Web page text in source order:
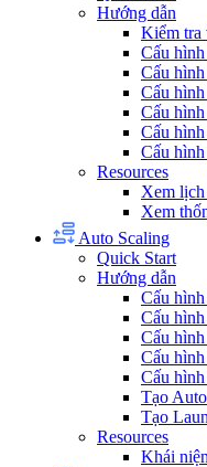
Hướng dẫn
Kiểm tra
Cấu
Cấu
Cấu
Cấu
Cấu
Cấu
Resources
Xem
Xem
Auto Scaling
Quick Start
Hướng dẫn
Cấu
Cấu
Cấu
Cấu
Cấu
Tạo
Tạo
Resources
Khái